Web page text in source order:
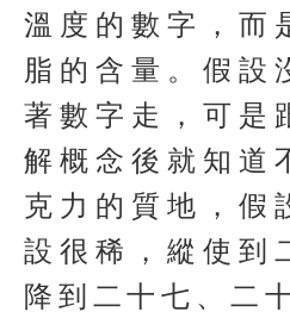
溫度的數字，而
脂的含量。假設
著數字走，可是
解概念後就知道
克力的質地，假
設很稀，縱使到
降到二十七、二